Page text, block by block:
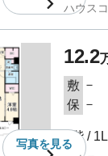
ハウス
写真を見る
12.2
敷 －
保 －
1階 /